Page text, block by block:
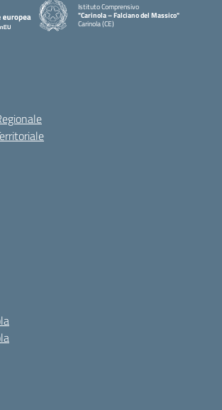
Istituto Comprensivo
"Carinola – Falciano del Massico"
Carinola (CE)